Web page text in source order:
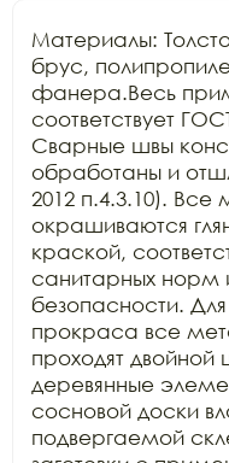
Материалы:
брус,
фанера.Весь
соответствует
Сварные швы
обработаны и
2012 п.4.3.10). Все
окрашиваются
краской,
санитарных норм
безопасности.
прокраса все
проходят двойной
деревянные
сосновой доски
подвергаемой